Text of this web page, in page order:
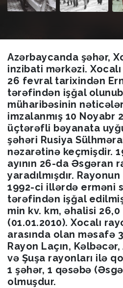
Azərbaycanda şəhər,
inzibati mərkəzi.
26 fevral tarixindən
tərəfindən işğal
müharibəsinin
imzalanmış 10 Noyabr
üçtərəfli bəyanata
şəhəri Rusiya
nəzarətinə keçmişdir.
ayının 26-da Əsgəran
yaradılmışdır.
1992-ci illərdə erməni
tərəfindən işğal
min kv. km, əhalisi
(01.01.2010). Xocalı
arasında olan məsafə
Rayon Laçın,
və Şuşa rayonları ilə
1 şəhər, 1 qəsəbə
olmuşdur.